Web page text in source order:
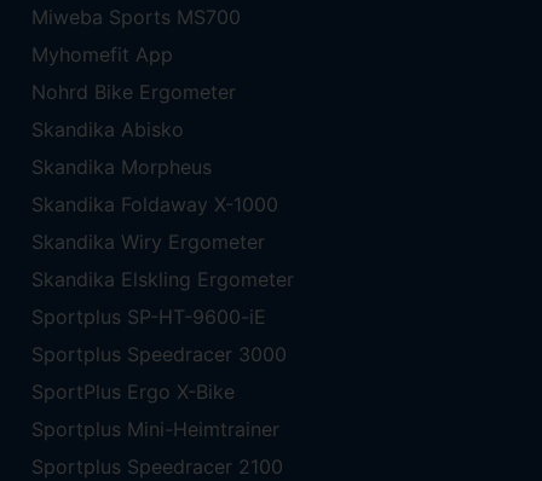
Miweba Sports MS700
Myhomefit App
Nohrd Bike Ergometer
Skandika Abisko
Skandika Morpheus
Skandika Foldaway X-1000
Skandika Wiry Ergometer
Skandika Elskling Ergometer
Sportplus SP-HT-9600-iE
Sportplus Speedracer 3000
SportPlus Ergo X-Bike
Sportplus Mini-Heimtrainer
Sportplus Speedracer 2100